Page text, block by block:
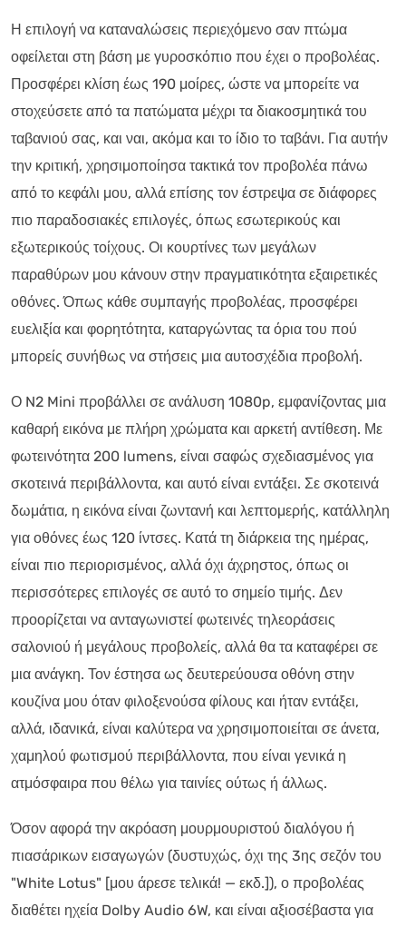
Η επιλογή να καταναλώσεις περιεχόμενο σαν πτώμα
οφείλεται στη βάση με γυροσκόπιο που έχει ο προβολέας.
Προσφέρει κλίση έως 190 μοίρες, ώστε να μπορείτε να
στοχεύσετε από τα πατώματα μέχρι τα διακοσμητικά του
ταβανιού σας, και ναι, ακόμα και το ίδιο το ταβάνι. Για αυτήν
την κριτική, χρησιμοποίησα τακτικά τον προβολέα πάνω
από το κεφάλι μου, αλλά επίσης τον έστρεψα σε διάφορες
πιο παραδοσιακές επιλογές, όπως εσωτερικούς και
εξωτερικούς τοίχους. Οι κουρτίνες των μεγάλων
παραθύρων μου κάνουν στην πραγματικότητα εξαιρετικές
οθόνες. Όπως κάθε συμπαγής προβολέας, προσφέρει
ευελιξία και φορητότητα, καταργώντας τα όρια του πού
μπορείς συνήθως να στήσεις μια αυτοσχέδια προβολή.
Ο N2 Mini προβάλλει σε ανάλυση 1080p, εμφανίζοντας μια
καθαρή εικόνα με πλήρη χρώματα και αρκετή αντίθεση. Με
φωτεινότητα 200 lumens, είναι σαφώς σχεδιασμένος για
σκοτεινά περιβάλλοντα, και αυτό είναι εντάξει. Σε σκοτεινά
δωμάτια, η εικόνα είναι ζωντανή και λεπτομερής, κατάλληλη
για οθόνες έως 120 ίντσες. Κατά τη διάρκεια της ημέρας,
είναι πιο περιορισμένος, αλλά όχι άχρηστος, όπως οι
περισσότερες επιλογές σε αυτό το σημείο τιμής. Δεν
προορίζεται να ανταγωνιστεί φωτεινές τηλεοράσεις
σαλονιού ή μεγάλους προβολείς, αλλά θα τα καταφέρει σε
μια ανάγκη. Τον έστησα ως δευτερεύουσα οθόνη στην
κουζίνα μου όταν φιλοξενούσα φίλους και ήταν εντάξει,
αλλά, ιδανικά, είναι καλύτερα να χρησιμοποιείται σε άνετα,
χαμηλού φωτισμού περιβάλλοντα, που είναι γενικά η
ατμόσφαιρα που θέλω για ταινίες ούτως ή άλλως.
Όσον αφορά την ακρόαση μουρμουριστού διαλόγου ή
πιασάρικων εισαγωγών (δυστυχώς, όχι της 3ης σεζόν του
"White Lotus" [μου άρεσε τελικά! — εκδ.]), ο προβολέας
διαθέτει ηχεία Dolby Audio 6W, και είναι αξιοσέβαστα για